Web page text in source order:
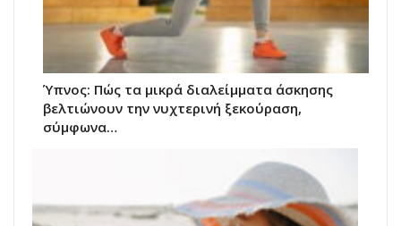
Ύπνος: Πώς τα μικρά διαλείμματα άσκησης
βελτιώνουν την νυχτερινή ξεκούραση,
σύμφωνα…